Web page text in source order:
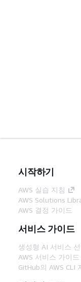
시작하기
AWS 실습 지침
AWS Solutions
AWS 결정 가이드
서비스 가이드
생성형 AI 서비스
AWS 서비스 가이드
GitHub의 AWS CLI